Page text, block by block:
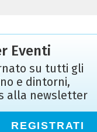
Eventi
su tutti gli
e dintorni,
alla newsletter
REGISTRATI